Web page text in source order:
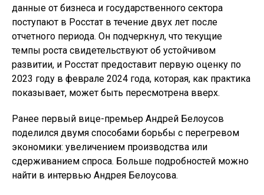
данные от бизнеса и государственного сектора
поступают в Росстат в течение двух лет после
отчетного периода. Он подчеркнул, что текущие
темпы роста свидетельствуют об устойчивом
развитии, и Росстат предоставит первую оценку по
2023 году в феврале 2024 года, которая, как практика
показывает, может быть пересмотрена вверх.
Ранее первый вице-премьер Андрей Белоусов
поделился двумя способами борьбы с перегревом
экономики: увеличением производства или
сдерживанием спроса. Больше подробностей можно
найти в интервью Андрея Белоусова.